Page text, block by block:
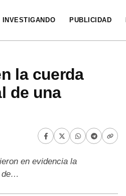
INVESTIGANDO PUBLICIDAD
la cuerda
de una
en evidencia la
de…